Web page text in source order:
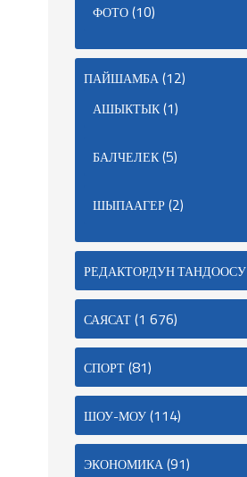
ФОТО(10)
ПАЙШАМБА(12)
АШЫКТЫК(1)
БАЛЧЕЛЕК(5)
ШЫПААГЕР(2)
РЕДАКТОРДУН ТАНДООСУ
САЯСАТ(1 676)
СПОРТ(81)
ШОУ-МОУ(114)
ЭКОНОМИКА(91)